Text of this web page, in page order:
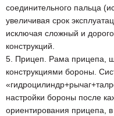
соединительного пальца
увеличивая срок
исключая сложный и
конструкций.
5. Прицеп. Рама прицепа,
конструкциями бороны.
настройки бороны после
ориентирования прицепа, в